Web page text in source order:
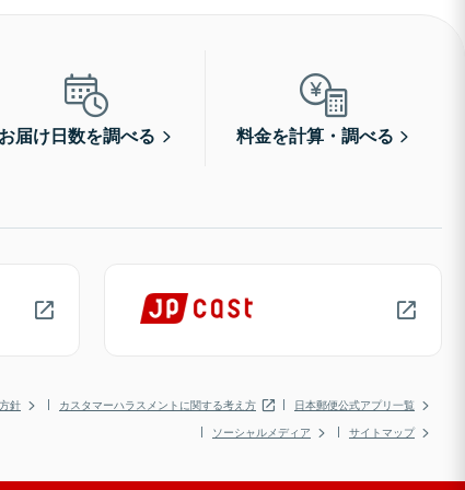
お届け日数を調べる 料金を計算・調べる
針 カスタマーハラスメントに関する考え方
日本郵便公式アプリ一覧
ソーシャルメディア
サイトマップ